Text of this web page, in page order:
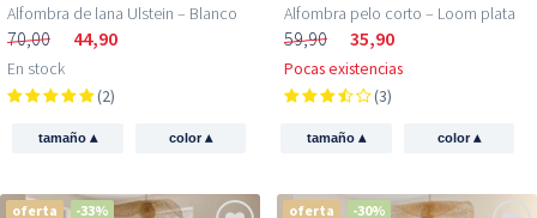
Alfombra de lana Ulstein – Blanco
70,00 44,90
En stock
(2)
tamaño ▴ color▴
Alfombra pelo corto – Loom plata
59,90 35,90
Pocas existencias
(3)
tamaño ▴ color▴
oferta -33% oferta -30%